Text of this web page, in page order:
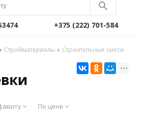
+375 (222) 701-584
Стройматериалы
Строительные смеси
По цене